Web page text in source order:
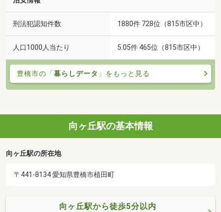
刑法犯認知件数 1880件 728位（815市区中）
人口1000人当たり 5.05件 465位（815市区中）
豊橋市の「暮らしデータ 」をもっと見る
向ヶ丘駅の基本情報
向ヶ丘駅の所在地
〒441-8134 愛知県豊橋市植田町
向ヶ丘駅から徒歩5分以内